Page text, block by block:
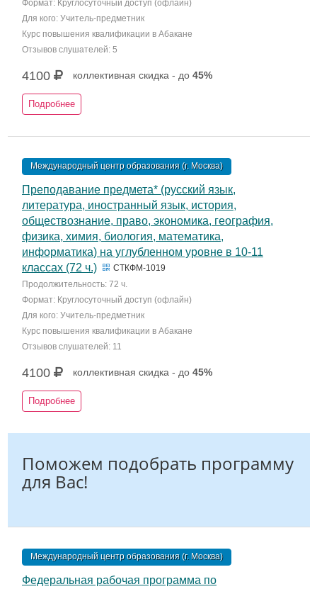
Формат: Круглосуточный доступ (офлайн)
Для кого: Учитель-предметник
Курс повышения квалификации в Абакане
Отзывов слушателей: 5
4100 коллективная скидка - до 45%
Подробнее
Международный центр образования (г. Москва)
Преподавание предмета* (русский язык,
литература, иностранный язык, история,
обществознание, право, экономика, география,
физика, химия, биология, математика,
информатика) на углубленном уровне в 10-11
классах (72 ч.)
СТКФМ-1019
Продолжительность: 72 ч.
Формат: Круглосуточный доступ (офлайн)
Для кого: Учитель-предметник
Курс повышения квалификации в Абакане
Отзывов слушателей: 11
4100 коллективная скидка - до 45%
Подробнее
Поможем подобрать программу
для Вас!
Международный центр образования (г. Москва)
Федеральная рабочая программа по